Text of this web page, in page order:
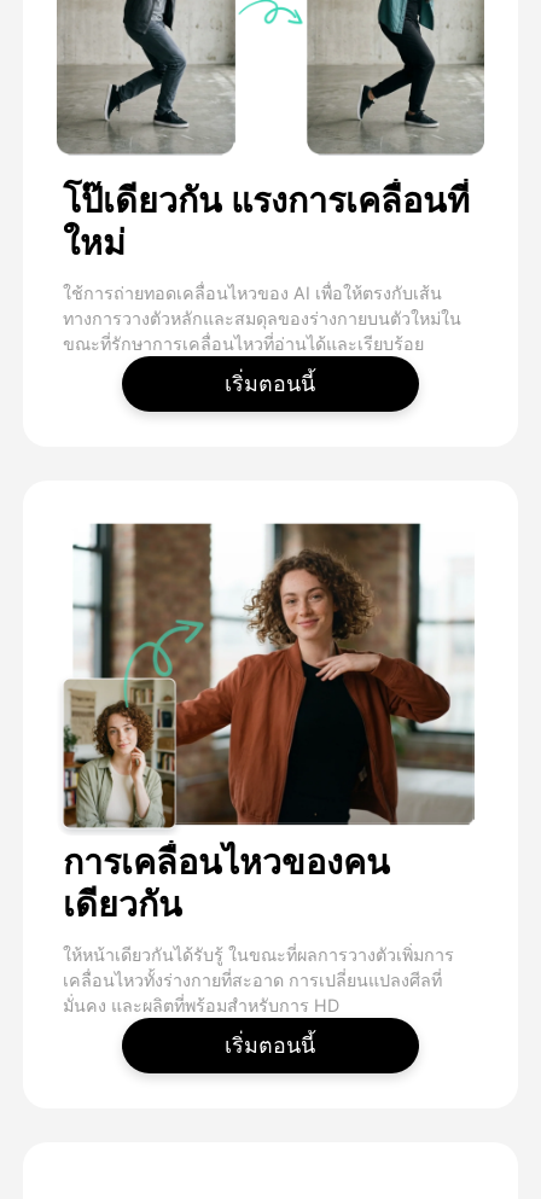
โป๊เดียวกัน แรงการเคลื่อนที่
ใหม่
ใช้การถ่ายทอดเคลื่อนไหวของ AI เพื่อให้ตรงกับเส้น
ทางการวางตัวหลักและสมดุลของร่างกายบนตัวใหม่ใน
ขณะที่รักษาการเคลื่อนไหวที่อ่านได้และเรียบร้อย
เริ่มตอนนี้
การเคลื่อนไหวของคน
เดียวกัน
ให้หน้าเดียวกันได้รับรู้ ในขณะที่ผลการวางตัวเพิ่มการ
เคลื่อนไหวทั้งร่างกายที่สะอาด การเปลี่ยนแปลงศีลที่
มั่นคง และผลิตที่พร้อมสําหรับการ HD
เริ่มตอนนี้